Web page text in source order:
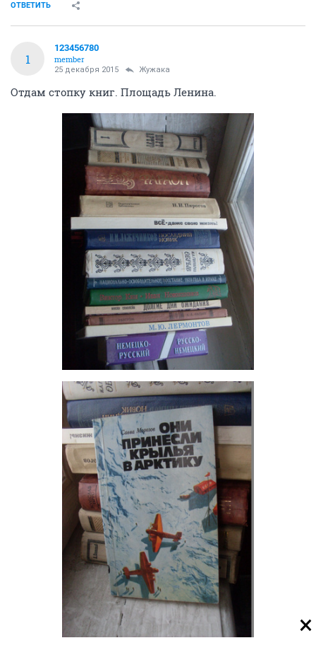
ОТВЕТИТЬ
1
123456780
member
25 декабря 2015 Жужака
Отдам стопку книг. Площадь Ленина.